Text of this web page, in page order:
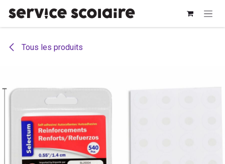
Tous les produits